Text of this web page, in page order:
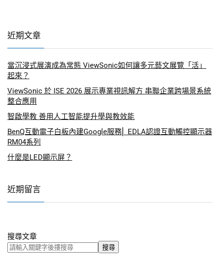
近期文章
當沉浸式展演成為常態 ViewSonic如何讓多元藝文展覽「活」
起來？
ViewSonic 於 ISE 2026 展示專業視訊解方 串聯企業跨場景系統
整合應用
智啟學教 善用人工智能提升學與教效能
BenQ互動電子白板內建Google服務⎜ EDLA認證互動觸控顯示器
RM04系列
什麼是LED顯示屏？
近期留言
搜尋文章
搜尋